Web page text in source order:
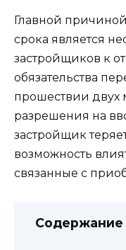
Главной
срока является
застройщиков к
обязательства
прошествии двух
разрешения на
застройщик
возможность
связанные с
Содержание